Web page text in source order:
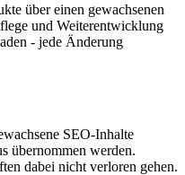
über einen gewachsenen
und Weiterentwicklung
- jede Änderung
SEO-Inhalte
übernommen werden.
dabei nicht verloren gehen.